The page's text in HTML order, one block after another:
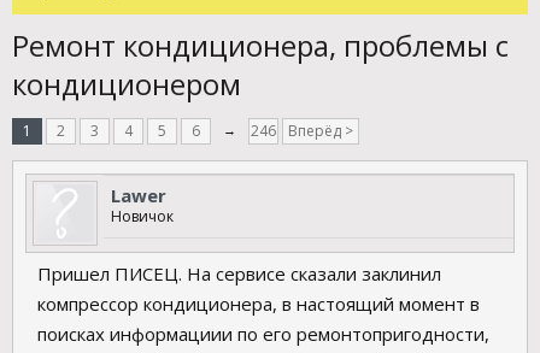
Ремонт кондиционера, проблемы с
кондиционером
1 2 3 4 5 6 → 246 Вперёд >
Lawer
Новичок
Пришел ПИСЕЦ. На сервисе сказали заклинил
компрессор кондиционера, в настоящий момент в
поисках информациии по его ремонтопригодности,